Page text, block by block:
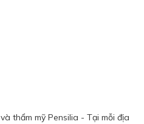
thẩm mỹ Pensilia - Tại mỗi địa